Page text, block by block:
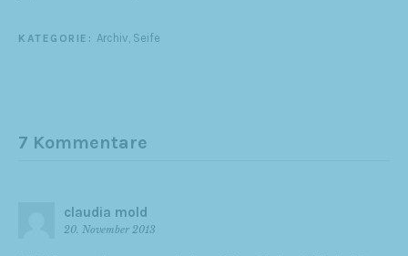
KATEGORIE: Archiv Seife
7 Kommentare
claudia mold
20. November 2013